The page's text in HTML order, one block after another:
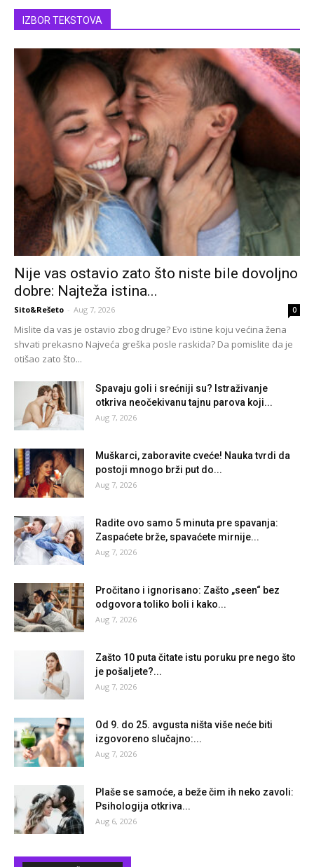
IZBOR TEKSTOVA
Nije vas ostavio zato što niste bile dovoljno
dobre: Najteža istina...
Sito&Rešeto - Aug 7, 2026 0
Mislite da vas je ostavio zbog druge? Evo istine koju većina žena
shvati prekasno Najveća greška posle raskida? Da pomislite da je
otišao zato što...
Spavaju goli i srećniji su? Istraživanje
otkriva neočekivanu tajnu parova koji...
Aug 7, 2026
Muškarci, zaboravite cveće! Nauka tvrdi da
postoji mnogo brži put do...
Aug 7, 2026
Radite ovo samo 5 minuta pre spavanja:
Zaspaćete brže, spavaćete mirnije...
Aug 7, 2026
Pročitano i ignorisano: Zašto „seen“ bez
odgovora toliko boli i kako...
Aug 7, 2026
Zašto 10 puta čitate istu poruku pre nego što
je pošaljete?...
Aug 7, 2026
Od 9. do 25. avgusta ništa više neće biti
izgovoreno slučajno:...
Aug 7, 2026
Plaše se samoće, a beže čim ih neko zavoli:
Psihologija otkriva...
Aug 6, 2026